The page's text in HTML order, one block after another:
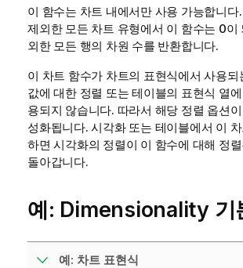
이 함수는 차트 내에서만 사용 가능합니다
제외한 모든 차트 유형에서 이 함수는 0이
외한 모든 행의 차원 수를 반환합니다.
이 차트 함수가 차트의 표현식에서 사용
값에 대한 정렬 또는 테이블의 표현식 열
용되지 않습니다. 따라서 해당 정렬 옵션
성화됩니다. 시각화 또는 테이블에서 이
하면 시각화의 정렬이 이 함수에 대해 정
돌아갑니다.
예: Dimensionality기
예: 차트 표현식